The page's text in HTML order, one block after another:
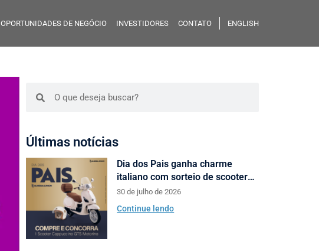
OPORTUNIDADES DE NEGÓCIO INVESTIDORES CONTATO ENGLISH
Últimas notícias
Dia dos Pais ganha charme
italiano com sorteio de scooters
Motorino pela Almeida Junior
30 de julho de 2026
Continue lendo